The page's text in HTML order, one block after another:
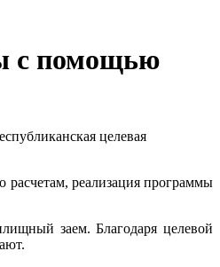
с помощью
целевая
реализация программы
заем. Благодаря целевой